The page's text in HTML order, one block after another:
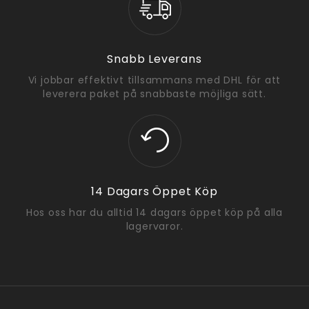
Snabb Leverans
Vi jobbar effektivt tillsammans med DHL för att
leverera paket på snabbaste möjliga sätt.
14 Dagars Öppet Köp
Hos oss har du alltid 14 dagars öppet köp på alla
lagervaror.